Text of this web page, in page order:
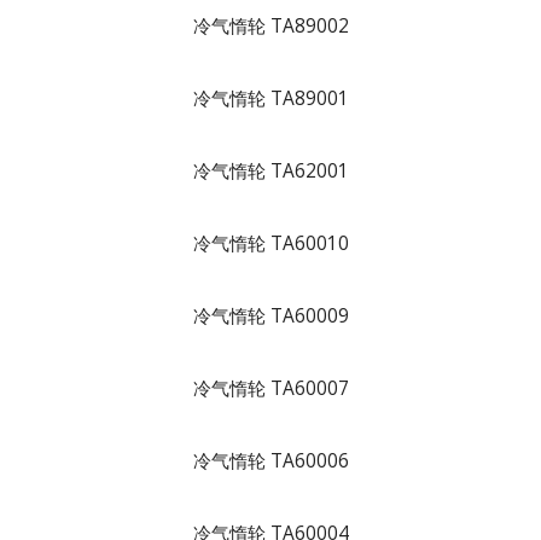
冷气惰轮 TA89002
冷气惰轮 TA89001
冷气惰轮 TA62001
冷气惰轮 TA60010
冷气惰轮 TA60009
冷气惰轮 TA60007
冷气惰轮 TA60006
冷气惰轮 TA60004